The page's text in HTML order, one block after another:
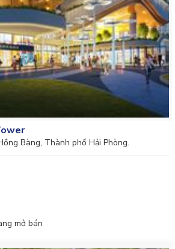
Bàng, Thành phố Hải Phòng.
mở bán